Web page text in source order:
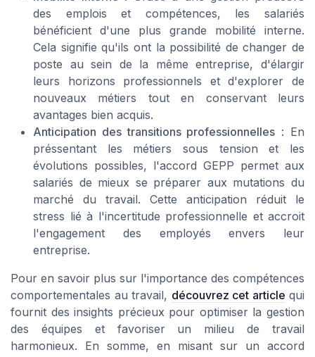
des emplois et compétences, les salariés
bénéficient d'une plus grande mobilité interne.
Cela signifie qu'ils ont la possibilité de changer de
poste au sein de la même entreprise, d'élargir
leurs horizons professionnels et d'explorer de
nouveaux métiers tout en conservant leurs
avantages bien acquis.
Anticipation des transitions professionnelles : En
préssentant les métiers sous tension et les
évolutions possibles, l'accord GEPP permet aux
salariés de mieux se préparer aux mutations du
marché du travail. Cette anticipation réduit le
stress lié à l'incertitude professionnelle et accroit
l'engagement des employés envers leur
entreprise.
Pour en savoir plus sur l'importance des compétences
comportementales au travail, découvrez cet article qui
fournit des insights précieux pour optimiser la gestion
des équipes et favoriser un milieu de travail
harmonieux. En somme, en misant sur un accord